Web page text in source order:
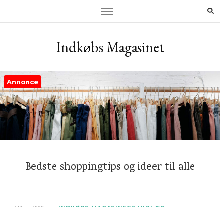
Indkøbs Magasinet
Annonce
Bedste shoppingtips og ideer til alle